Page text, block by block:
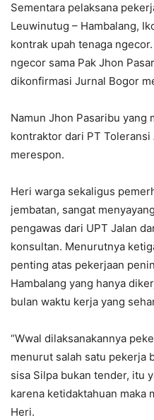
Sementara pelaksana
Leuwinutug – Hambalang,
kontrak upah tenaga
ngecor sama Pak Jhon
dikonfirmasi Jurnal Bogor
Namun Jhon Pasaribu yang
kontraktor dari PT
merespon.
Heri warga sekaligus
jembatan, sangat
pengawas dari UPT Jalan
konsultan. Menurutnya
penting atas pekerjaan
Hambalang yang hanya
bulan waktu kerja yang
“Wwal dilaksanakannya
menurut salah satu pekerja
sisa Silpa bukan tender, itu
karena ketidaktahuan maka
Heri.